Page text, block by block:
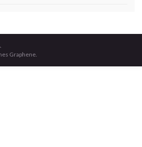
Graphene.